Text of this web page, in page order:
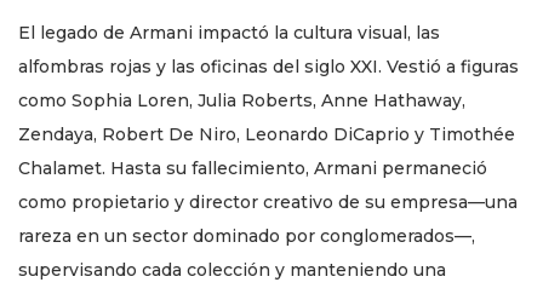
El legado de Armani impactó la cultura visual, las
alfombras rojas y las oficinas del siglo XXI. Vestió a figuras
como Sophia Loren, Julia Roberts, Anne Hathaway,
Zendaya, Robert De Niro, Leonardo DiCaprio y Timothée
Chalamet. Hasta su fallecimiento, Armani permaneció
como propietario y director creativo de su empresa—una
rareza en un sector dominado por conglomerados—,
supervisando cada colección y manteniendo una